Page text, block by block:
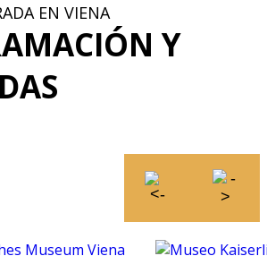
EN VIENA
Y